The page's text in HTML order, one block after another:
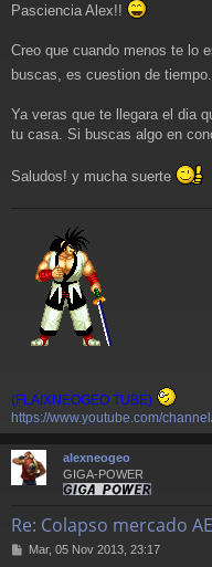
n
a
e
Pasciencia Alex!!
Creo que cuando menos te lo
buscas, es cuestion de
Ya veras que te llegara el dia
tu casa. Si buscas algo en
Saludos! y mucha suerte
(FLAIXNEOGEO TUBE)
https://www.youtube.com/
alexneogeo
GIGA-POWER
Re: Colapso mercado
MMar, 05 Nov 2013, 23:17